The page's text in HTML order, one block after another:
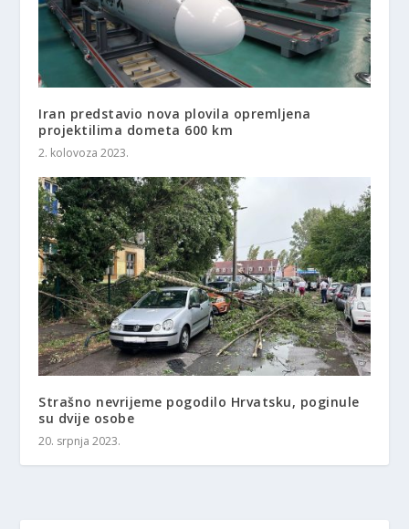
Iran predstavio nova plovila opremljena
projektilima dometa 600 km
2. kolovoza 2023.
Strašno nevrijeme pogodilo Hrvatsku, poginule
su dvije osobe
20. srpnja 2023.